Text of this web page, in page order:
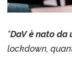
“DaV è nato
lockdown,